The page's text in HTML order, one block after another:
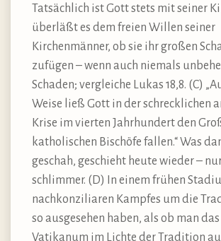
Tatsächlich ist Gott stets mit seiner
überläßt es dem freien Willen seiner
Kirchenmänner, ob sie ihr großen
zufügen – wenn auch niemals
Schaden; vergleiche Lukas 18,8. (C)
Weise ließ Gott in der schrecklichen
Krise im vierten Jahrhundert den
katholischen Bischöfe fallen.“ Was
geschah, geschieht heute wieder –
schlimmer. (D) In einem frühen
nachkonziliaren Kampfes um die
so ausgesehen haben, als ob man
Vatikanum im Lichte der Tradition